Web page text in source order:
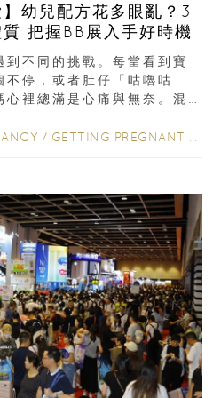
】幼兒配方花多眼亂？3
把握BB展入手好時機
不同的挑戰。每當看到寶
停，或者肚仔「咕嚕咕
裡總滿是心痛與無奈。混
/ GETTING PREGNANT